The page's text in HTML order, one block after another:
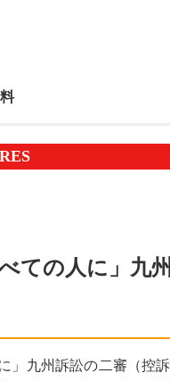
ての人に」九
」九州訴訟の二審（控